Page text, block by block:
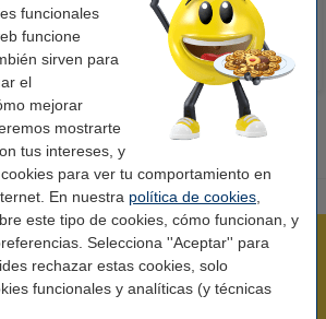
funcionales
funcione
sirven para
el
mejorar
mostrarte
tus intereses, y
para ver tu comportamiento en
En nuestra política de cookies
este tipo de cookies, cómo funcionan, y
Selecciona ''Aceptar'' para
rechazar estas cookies, solo
funcionales y analíticas (y técnicas